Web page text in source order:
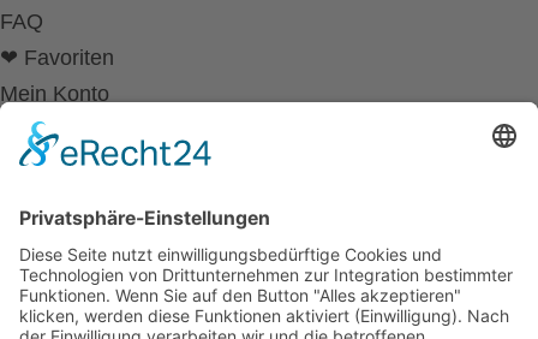
FAQ
❤ Favoriten
Mein Konto
Betriebsferien
Wir befinden uns vom